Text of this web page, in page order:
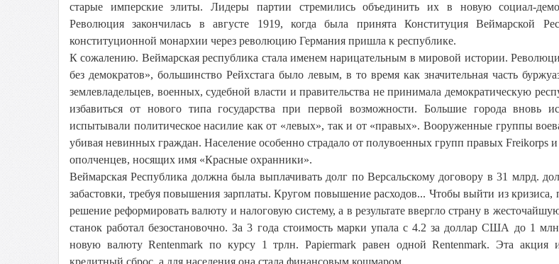
старые имперские элиты. Лидеры партии стремились объединить их в новую социал-
Революция закончилась в августе 1919, когда была принята Конституция Веймарской
конституционной монархии через революцию Германия пришла к республике.
К сожалению. Веймарская республика стала именем нарицательным в мировой истории.
без демократов», большинство Рейхстага было левым, в то время как значительная часть
землевладельцев, военных, судебной власти и правительства не принимала демократическую
избавиться от нового типа государства при первой возможности. Большие города вновь
испытывали политическое насилие как от «левых», так и от «правых». Вооруженные группы
убивая невинных граждан. Население особенно страдало от полувоенных групп правых Freikorps
ополченцев, носящих имя «Красные охранники».
Веймарская Республика должна была выплачивать долг по Версальскому договору в 31 млрд.
забастовки, требуя повышения зарплаты. Кругом повышение расходов... Чтобы выйти из кризиса,
решение реформировать валюту и налоговую систему, а в результате ввергло страну в
станок работал безостановочно. За 3 года стоимость марки упала с 4.2 за доллар США до 1
новую валюту Rentenmark по курсу 1 трлн. Papiermark равен одной Rentenmark. Эта акция
кредитный сброс, а для населения она стала финансовым кошмаром.